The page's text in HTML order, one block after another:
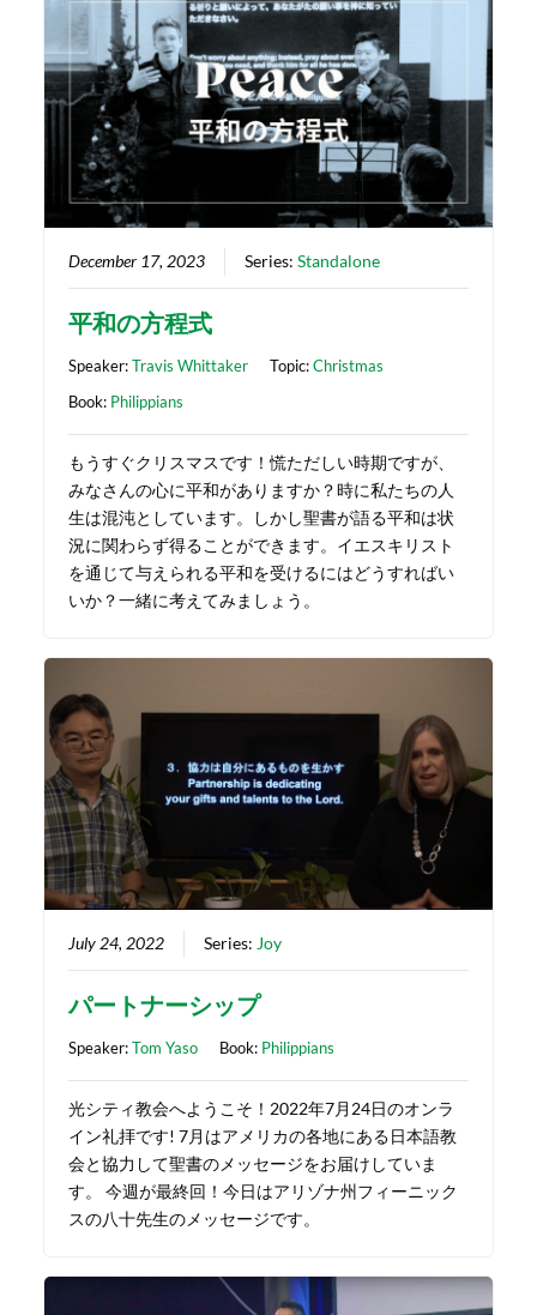
December 17, 2023 Series:Standalone
平和の方程式
Speaker:Travis Whittaker Topic:Christmas
Book: Philippians
もうすぐクリスマスです！慌ただしい時期ですが、
みなさんの心に平和がありますか？時に私たちの人
生は混沌としています。しかし聖書が語る平和は状
況に関わらず得ることができます。イエスキリスト
を通じて与えられる平和を受けるにはどうすればい
いか？一緒に考えてみましょう。
July 24, 2022 Series: Joy
パートナーシップ
Speaker:Tom Yaso Book: Philippians
光シティ教会へようこそ！2022年7月24日のオンラ
イン礼拝です! 7月はアメリカの各地にある日本語教
会と協力して聖書のメッセージをお届けしていま
す。 今週が最終回！今日はアリゾナ州フィーニック
スの八十先生のメッセージです。